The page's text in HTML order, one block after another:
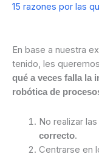
15 razones por las
En base a nuestra
tenido, les
qué a veces falla la
robótica de
No realizar
correcto.
Centrarse en